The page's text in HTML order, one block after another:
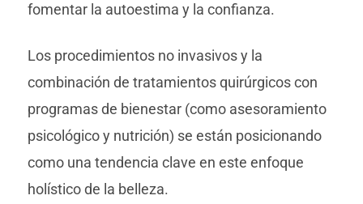
fomentar la autoestima y la confianza.
Los procedimientos no invasivos y la
combinación de tratamientos quirúrgicos con
programas de bienestar (como asesoramiento
psicológico y nutrición) se están posicionando
como una tendencia clave en este enfoque
holístico de la belleza.